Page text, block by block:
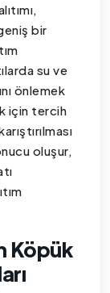
bir
su ve
önlemek
için tercih
oluşur,
Köpük